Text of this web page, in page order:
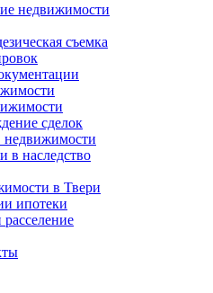
недвижимости
съемка
сделок
недвижимости
в наследство
в Твери
ипотеки